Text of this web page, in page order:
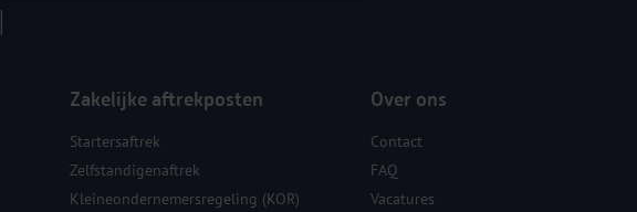
Zakelijke aftrekposten
Startersaftrek
Zelfstandigenaftrek
Kleineondernemersregeling (KOR)
Over ons
Contact
FAQ
Vacatures